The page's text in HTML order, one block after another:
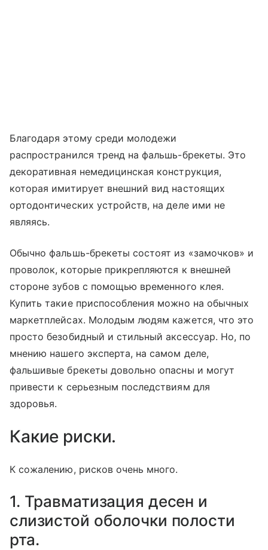
Благодаря этому среди молодежи
распространился тренд на фальшь-брекеты. Это
декоративная немедицинская конструкция,
которая имитирует внешний вид настоящих
ортодонтических устройств, на деле ими не
являясь.
Обычно фальшь-брекеты состоят из «замочков» и
проволок, которые прикрепляются к внешней
стороне зубов с помощью временного клея.
Купить такие приспособления можно на обычных
маркетплейсах. Молодым людям кажется, что это
просто безобидный и стильный аксессуар. Но, по
мнению нашего эксперта, на самом деле,
фальшивые брекеты довольно опасны и могут
привести к серьезным последствиям для
здоровья.
Какие риски.
К сожалению, рисков очень много.
1. Травматизация десен и
слизистой оболочки полости
рта.